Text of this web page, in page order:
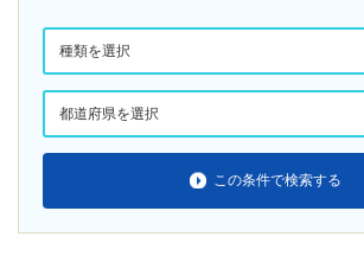
この条件で検索する